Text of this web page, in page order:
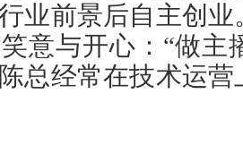
业前景后自主创
意与开心：“做主
总经常在技术运